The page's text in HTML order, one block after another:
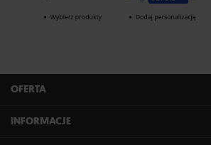
OFERTA
INFORMACJE